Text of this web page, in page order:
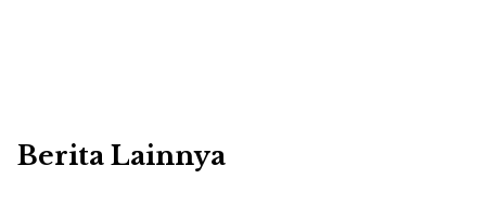
Berita Lainnya